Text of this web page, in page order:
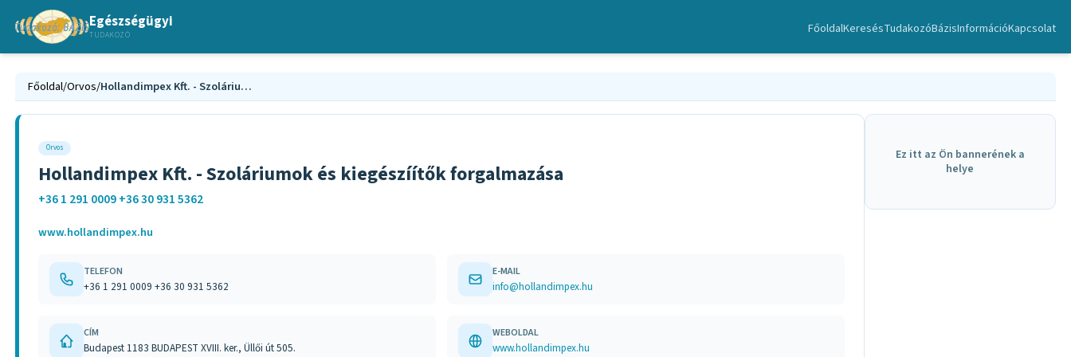
Egészségügyi
TUDAKOZÓ FőoldalKeresésTudakozóBázisInformációKapcsolat
Főoldal/Orvos/ Hollandimpex Kft. - Szoláriumok és kiegészíítők forgalmazása
Orvos
Hollandimpex Kft. - Szoláriumok és kiegészíítők forgalmazása
+36 1 291 0009 +36 30 931 5362
www.hollandimpex.hu
TELEFON
+36 1 291 0009 +36 30 931 5362
E-MAIL
info@hollandimpex.hu
CÍM
Budapest 1183 BUDAPEST XVIII. ker., Üllői út 505.
WEBOLDAL
www.hollandimpex.hu
Ez itt az Ön bannerének a
helye